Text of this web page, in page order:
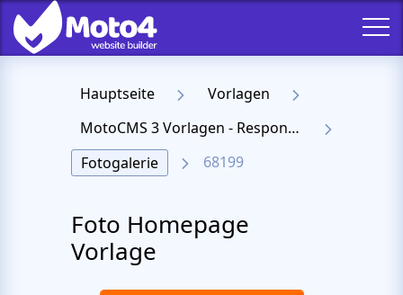
Hauptseite
Vorlagen
MotoCMS 3 Vorlagen - Responsive Templates für Website
Fotogalerie
68199
Foto Homepage
Vorlage